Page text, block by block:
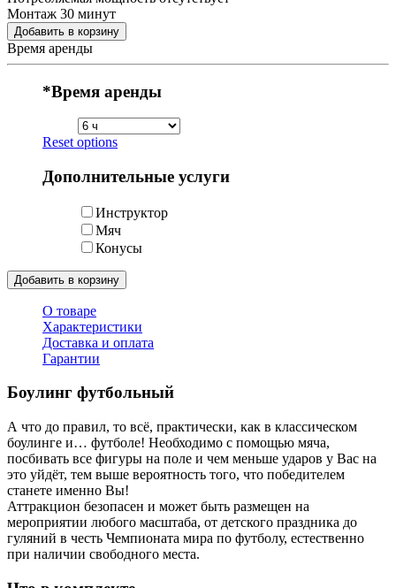
Монтаж 30 минут
Добавить в корзину
Время аренды
*Время аренды
Reset options
Дополнительные услуги
Инструктор
Мяч
Конусы
Добавить в корзину
О товаре
Характеристики
Доставка и оплата
Гарантии
Боулинг футбольный
А что до правил, то всё, практически, как в классическом
боулинге и… футболе! Необходимо с помощью мяча,
посбивать все фигуры на поле и чем меньше ударов у Вас на
это уйдёт, тем выше вероятность того, что победителем
станете именно Вы!
Аттракцион безопасен и может быть размещен на
мероприятии любого масштаба, от детского праздника до
гуляний в честь Чемпионата мира по футболу, естественно
при наличии свободного места.